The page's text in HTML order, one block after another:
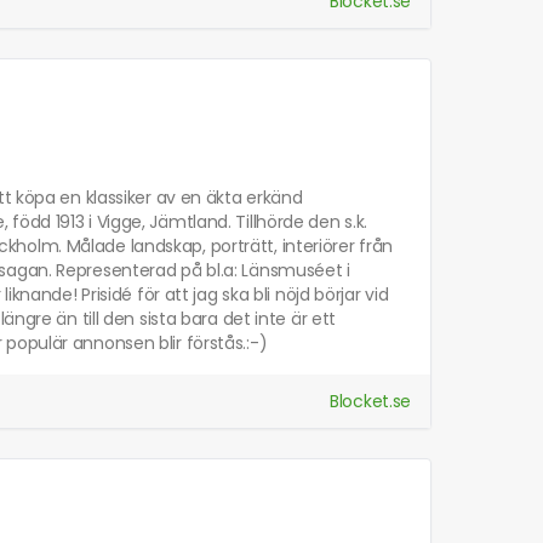
köpa en klassiker av en äkta erkänd
1913 i Vigge, Jämtland. Tillhörde den s.k.
Målade landskap, porträtt, interiörer från
Representerad på bl.a: Länsmuséet i
Prisidé för att jag ska bli nöjd börjar vid
än till den sista bara det inte är ett
annonsen blir förstås.:-)
Blocket.se